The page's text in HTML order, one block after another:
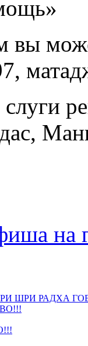
вы
на
ШРИ РАДХА